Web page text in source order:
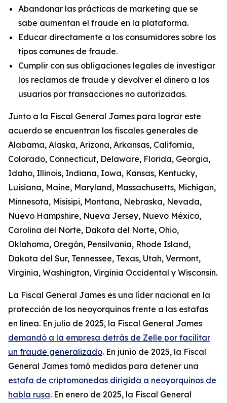
Abandonar las prácticas de marketing que se
sabe aumentan el fraude en la plataforma.
Educar directamente a los consumidores sobre los
tipos comunes de fraude.
Cumplir con sus obligaciones legales de investigar
los reclamos de fraude y devolver el dinero a los
usuarios por transacciones no autorizadas.
Junto a la Fiscal General James para lograr este
acuerdo se encuentran los fiscales generales de
Alabama, Alaska, Arizona, Arkansas, California,
Colorado, Connecticut, Delaware, Florida, Georgia,
Idaho, Illinois, Indiana, Iowa, Kansas, Kentucky,
Luisiana, Maine, Maryland, Massachusetts, Michigan,
Minnesota, Misisipi, Montana, Nebraska, Nevada,
Nuevo Hampshire, Nueva Jersey, Nuevo México,
Carolina del Norte, Dakota del Norte, Ohio,
Oklahoma, Oregón, Pensilvania, Rhode Island,
Dakota del Sur, Tennessee, Texas, Utah, Vermont,
Virginia, Washington, Virginia Occidental y Wisconsin.
La Fiscal General James es una líder nacional en la
protección de los neoyorquinos frente a las estafas
en línea. En julio de 2025, la Fiscal General James
demandó a la empresa detrás de Zelle por facilitar
un fraude generalizado. En junio de 2025, la Fiscal
General James tomó medidas para detener una
estafa de criptomonedas dirigida a neoyorquinos de
habla rusa. En enero de 2025, la Fiscal General